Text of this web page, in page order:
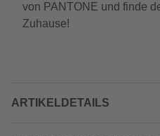
von PANTONE und finde
Zuhause!
ARTIKELDETAILS